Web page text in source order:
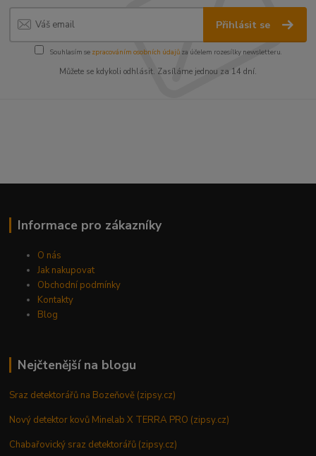
Přihlásit se
Souhlasím se zpracováním osobních údajůza účelem rozesílky newsletteru.
Můžete se kdykoli odhlásit. Zasíláme jednou za 14 dní.
Informace pro zákazníky
O nás
Jak nakupovat
Obchodní podmínky
Kontakty
Blog
Nejčtenější na blogu
Sraz detektorářů na Bozeňově (zipsy.cz)
Nový detektor kovů Minelab X TERRA PRO (zipsy.cz)
Chabařovický sraz detektorářů (zipsy.cz)